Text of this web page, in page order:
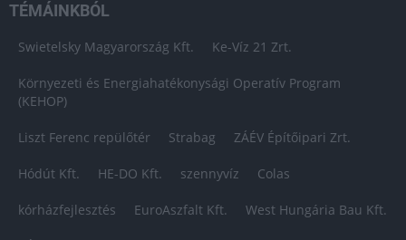
TÉMÁINKBÓL
Swietelsky Magyarország Kft. Ke-Víz 21 Zrt.
Környezeti és Energiahatékonysági Operatív Program
(KEHOP)
Liszt Ferenc repülőtér Strabag ZÁÉV Építőipari Zrt.
Hódút Kft. HE-DO Kft. szennyvíz Colas
kórházfejlesztés EuroAszfalt Kft. West Hungária Bau Kft.